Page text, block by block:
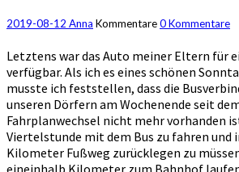
2019-08-12 Anna Kommentare0 Kommentare
Letztens war das Auto meiner Eltern für
verfügbar. Als ich es eines schönen
musste ich feststellen, dass die
unseren Dörfern am Wochenende seit
Fahrplanwechsel nicht mehr vorhanden
Viertelstunde mit dem Bus zu fahren und
Kilometer Fußweg zurücklegen zu